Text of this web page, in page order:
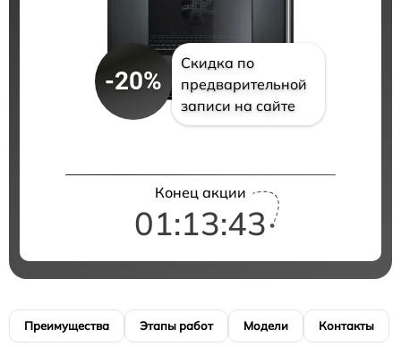
-20%
Скидка по
предварительной
записи на сайте
Конец акции
01:13:41
Преимущества Этапы работ Модели Контакты